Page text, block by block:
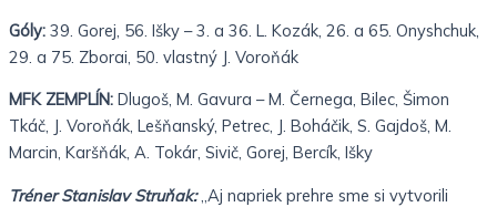
Góly: 39. Gorej, 56. Išky – 3. a 36. L. Kozák, 26. a 65. Onyshchuk,
29. a 75. Zborai, 50. vlastný J. Voroňák
MFK ZEMPLÍN: Dlugoš, M. Gavura – M. Černega, Bilec, Šimon
Tkáč, J. Voroňák, Lešňanský, Petrec, J. Boháčik, S. Gajdoš, M.
Marcin, Karšňák, A. Tokár, Sivič, Gorej, Bercík, Išky
Tréner Stanislav Struňak:„Aj napriek prehre sme si vytvorili